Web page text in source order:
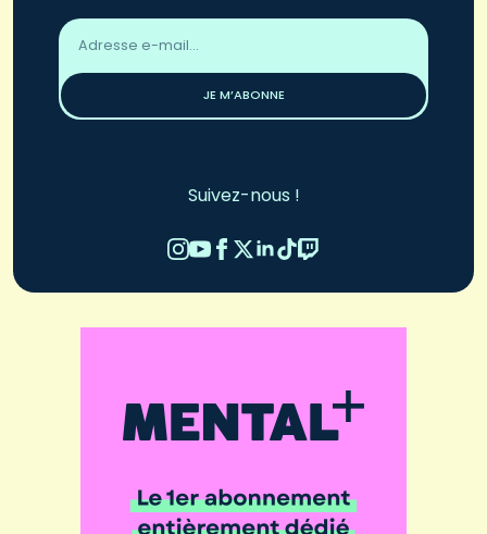
Adresse
email
JE M’ABONNE
Suivez-nous !